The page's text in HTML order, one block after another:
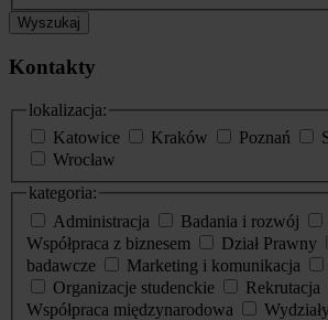
Wyszukaj
Kontakty
lokalizacja:
Katowice
Kraków Poznań
Wrocław
kategoria:
Administracja
Badania i rozwój
Współpraca z biznesem
Dział Prawny
badawcze
Marketing i komunikacja
Organizacje studenckie
Rekrutacja
Współpraca międzynarodowa